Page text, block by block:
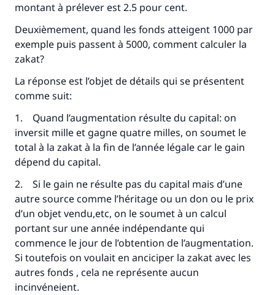
montant à prélever est 2.5 pour cent.
Deuxièmement, quand les fonds atteigent 1000 par
exemple puis passent à 5000, comment calculer la
zakat?
La réponse est l’objet de détails qui se présentent
comme suit:
1. Quand l’augmentation résulte du capital: on
inversit mille et gagne quatre milles, on soumet le
total à la zakat à la fin de l’année légale car le gain
dépend du capital.
2. Si le gain ne résulte pas du capital mais d’une
autre source comme l’héritage ou un don ou le prix
d’un objet vendu,etc, on le soumet à un calcul
portant sur une année indépendante qui
commence le jour de l’obtention de l’augmentation.
Si toutefois on voulait en anciciper la zakat avec les
autres fonds , cela ne représente aucun
incinvéneient.
Faites une différence dans la vie de
millions de personnes grâce à votre
contribution
Aidez nous à apporter des réponses.